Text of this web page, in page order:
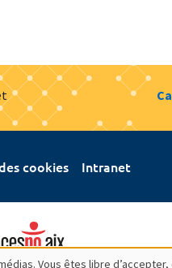
cookies Intranet
Vous êtes libre